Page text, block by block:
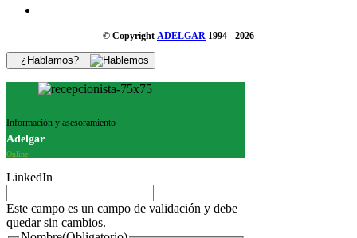
© Copyright ADELGAR 1994 - 2026
¿Hablamos?
Información y asesoramiento
Adelgar
Online
LinkedIn
Este campo es un campo de validación y debe
quedar sin cambios.